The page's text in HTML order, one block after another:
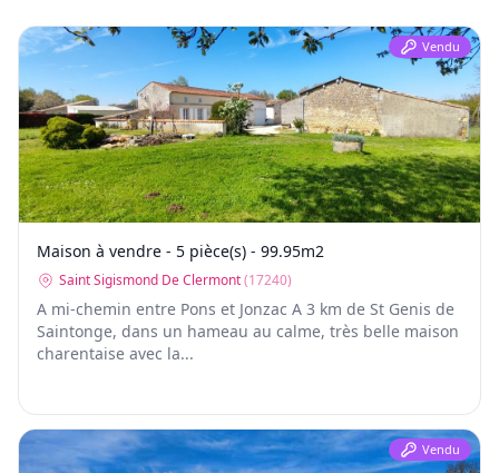
Vendu
Maison à vendre - 5 pièce(s) - 99.95m2
Saint Sigismond De Clermont(17240)
A mi-chemin entre Pons et Jonzac A 3 km de St Genis de
Saintonge, dans un hameau au calme, très belle maison
charentaise avec la...
Vendu